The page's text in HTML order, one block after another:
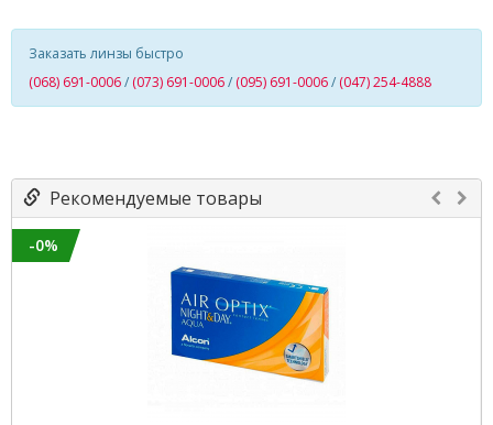
Заказать линзы быстро
(068) 691-0006/ (073) 691-0006/ (095) 691-0006/ (047) 254-4888
Рекомендуемые товары
-0%